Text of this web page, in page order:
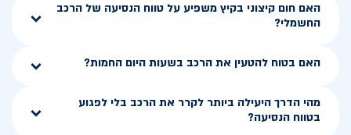
האם חום קיצוני בקיץ משפיע על טווח הנסיעה של הרכב
החשמלי?
האם בטוח להטעין את הרכב בשעות היום החמות?
מהי הדרך היעילה ביותר לקרר את הרכב בלי לפגוע
בטווח הנסיעה?